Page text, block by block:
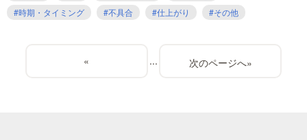
#時期・タイミング
#不具合 #仕上がり #その他
« ... »